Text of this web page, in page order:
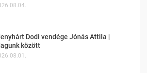
Dodi vendége Jónás Attila |
között